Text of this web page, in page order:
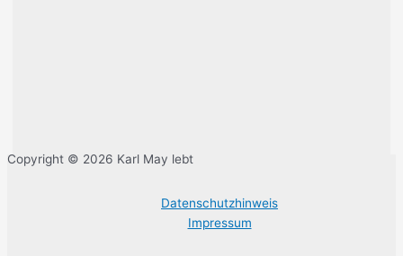
Copyright © 2026 Karl May lebt
Datenschutzhinweis
Impressum